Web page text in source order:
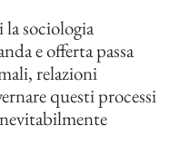
sociologia
e offerta passa
relazioni
questi processi